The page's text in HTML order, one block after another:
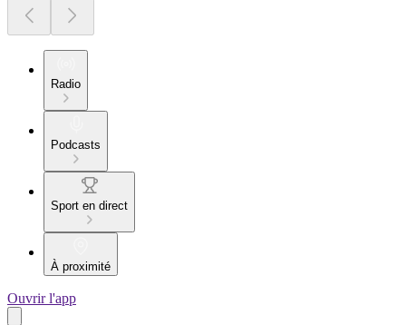
Radio
Podcasts
Sport en direct
À proximité
Ouvrir l'app